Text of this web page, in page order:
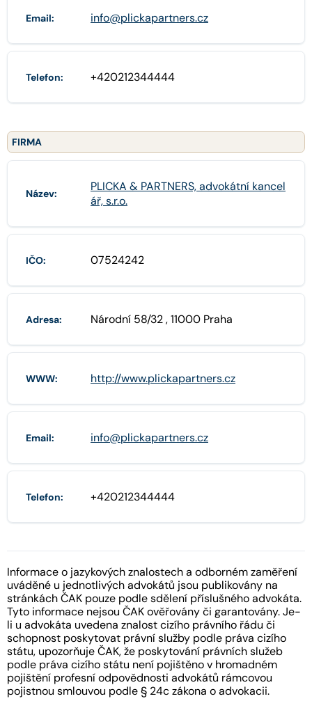
Email: info@plickapartners.cz
Telefon: +420212344444
FIRMA
Název:
PLICKA & PARTNERS, advokátní kancel
ář, s.r.o.
IČO: 07524242
Adresa: Národní 58/32 , 11000 Praha
WWW: http://www.plickapartners.cz
Email: info@plickapartners.cz
Telefon: +420212344444
Informace o jazykových znalostech a odborném zaměření
uváděné u jednotlivých advokátů jsou publikovány na
stránkách ČAK pouze podle sdělení příslušného advokáta.
Tyto informace nejsou ČAK ověřovány či garantovány. Je-
li u advokáta uvedena znalost cizího právního řádu či
schopnost poskytovat právní služby podle práva cizího
státu, upozorňuje ČAK, že poskytování právních služeb
podle práva cizího státu není pojištěno v hromadném
pojištění profesní odpovědnosti advokátů rámcovou
pojistnou smlouvou podle § 24c zákona o advokacii.